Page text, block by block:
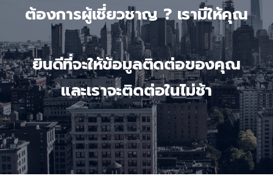
ต้องการผู้เชี่ยวชาญ ? เรามีให้คุณ
ยินดีที่จะให้ข้อมูลติดต่อของคุณ
และเราจะติดต่อในไม่ช้า